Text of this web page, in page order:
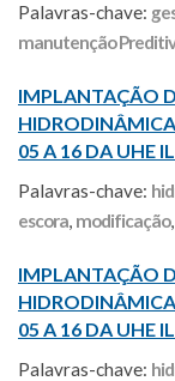
Palavras-chave:
manutenção
IMPLANTAÇÃO
05 A 16 DA UHE
Palavras-chave:
escora, modificação,
IMPLANTAÇÃO
05 A 16 DA UHE
Palavras-chave: